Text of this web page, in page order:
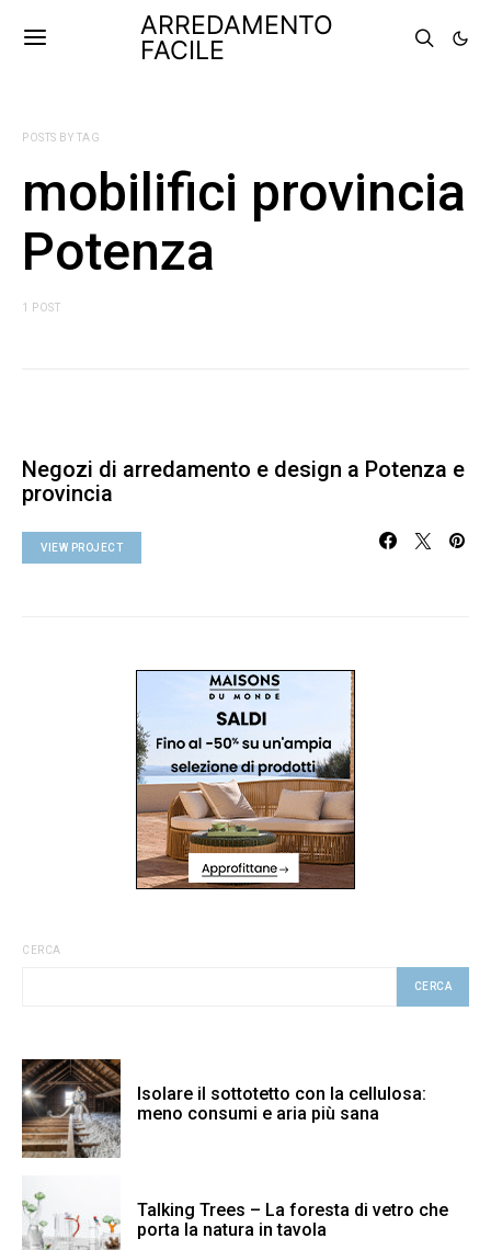
ARREDAMENTO
FACILE
POSTS BY TAG
mobilifici provincia
Potenza
1 POST
Negozi di arredamento e design a Potenza e
provincia
VIEW PROJECT
CERCA
CERCA
Isolare il sottotetto con la cellulosa:
meno consumi e aria più sana
Talking Trees – La foresta di vetro che
porta la natura in tavola